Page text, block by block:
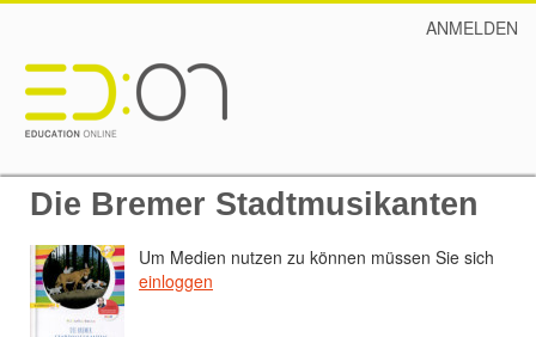
ANMELDEN
Die Bremer Stadtmusikanten
Um Medien nutzen zu können müssen Sie sich
einloggen